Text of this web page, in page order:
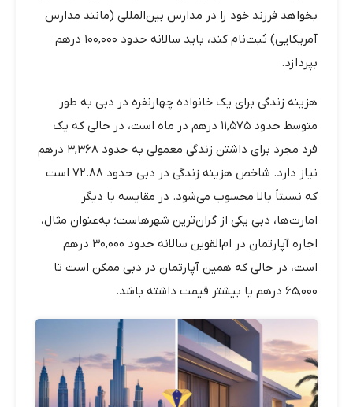
بخواهد فرزند خود را در مدارس بین‌المللی (مانند مدارس
آمریکایی) ثبت‌نام کند، باید سالانه حدود ۱۰۰,۰۰۰ درهم
بپردازد.
هزینه زندگی برای یک خانواده چهارنفره در دبی به طور
متوسط حدود ۱۱,۵۷۵ درهم در ماه است، در حالی که یک
فرد مجرد برای داشتن زندگی معمولی به حدود ۳,۳۶۸ درهم
نیاز دارد. شاخص هزینه زندگی در دبی حدود ۷۲.۸۸ است
که نسبتاً بالا محسوب می‌شود. در مقایسه با دیگر
امارت‌ها، دبی یکی از گران‌ترین شهرهاست؛ به‌عنوان مثال،
اجاره آپارتمان در ام‌القوین سالانه حدود ۳۰,۰۰۰ درهم
است، در حالی که همین آپارتمان در دبی ممکن است تا
۶۵,۰۰۰ درهم یا بیشتر قیمت داشته باشد.